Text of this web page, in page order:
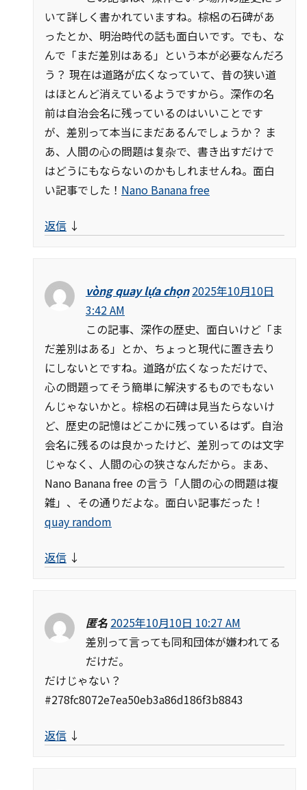
いて詳しく書かれていますね。棕梠の石碑があ
ったとか、明治時代の話も面白いです。でも、な
んで「まだ差別はある」という本が必要なんだろ
う？ 現在は道路が広くなっていて、昔の狭い道
はほとんど消えているようですから。深作の名
前は自治会名に残っているのはいいことです
が、差別って本当にまだあるんでしょうか？ ま
あ、人間の心の問題は复杂で、書き出すだけで
はどうにもならないのかもしれませんね。面白
い記事でした！ Nano Banana free
返信 ↓
vòng quay lựa chọn 2025年10月10日
3:42 AM
この記事、深作の歴史、面白いけど「ま
だ差別はある」とか、ちょっと現代に置き去り
にしないとですね。道路が広くなっただけで、
心の問題ってそう簡単に解決するものでもない
んじゃないかと。棕梠の石碑は見当たらないけ
ど、歴史の記憶はどこかに残っているはず。自治
会名に残るのは良かったけど、差別ってのは文字
じゃなく、人間の心の狭さなんだから。まあ、
Nano Banana free の言う「人間の心の問題は複
雑」、その通りだよな。面白い記事だった！
quay random
返信 ↓
匿名 2025年10月10日 10:27 AM
差別って言っても同和団体が嫌われてる
だけだ。
だけじゃない？
#278fc8072e7ea50eb3a86d186f3b8843
返信 ↓